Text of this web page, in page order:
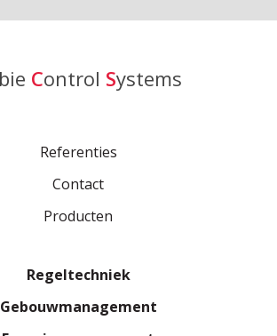
Control Systems
Referenties
Contact
Producten
Regeltechniek
Gebouwmanagement